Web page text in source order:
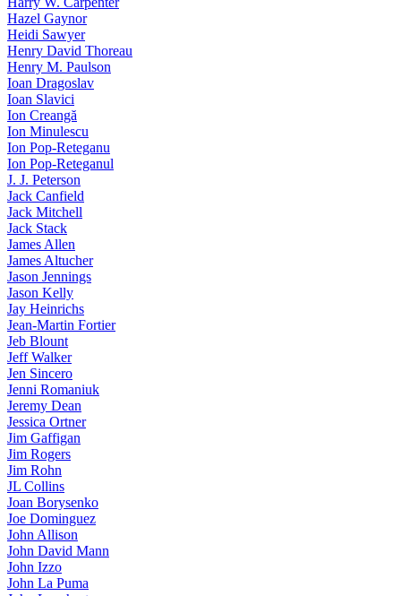
Hazel Gaynor
Heidi Sawyer
Henry David Thoreau
Henry M. Paulson
Ioan Dragoslav
Ioan Slavici
Ion Creangă
Ion Minulescu
Ion Pop-Reteganu
Ion Pop-Reteganul
J. J. Peterson
Jack Canfield
Jack Mitchell
Jack Stack
James Allen
James Altucher
Jason Jennings
Jason Kelly
Jay Heinrichs
Jean-Martin Fortier
Jeb Blount
Jeff Walker
Jen Sincero
Jenni Romaniuk
Jeremy Dean
Jessica Ortner
Jim Gaffigan
Jim Rogers
Jim Rohn
JL Collins
Joan Borysenko
Joe Dominguez
John Allison
John David Mann
John Izzo
John La Puma